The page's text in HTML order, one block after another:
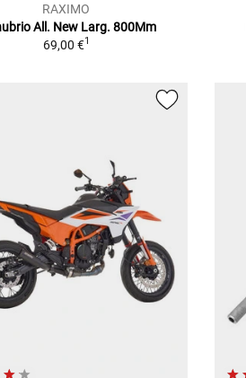
RAXIMO
All. New Larg. 800Mm
69,00 €1